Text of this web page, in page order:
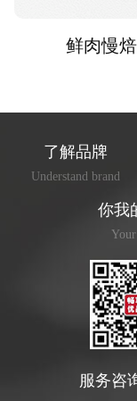
鲜肉慢
了解品牌
Understand brand
你我
服务咨